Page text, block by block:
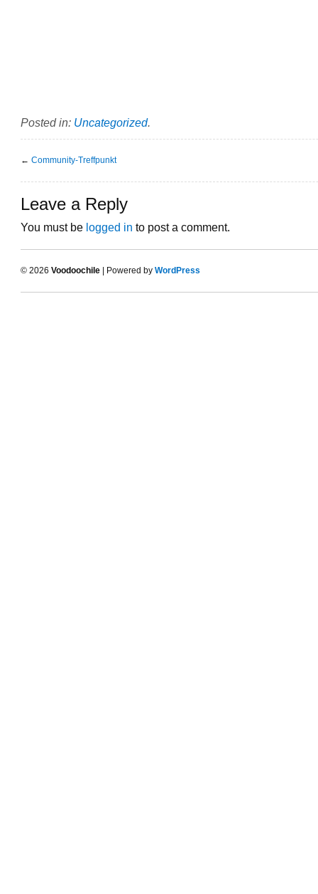
Posted in: Uncategorized.
← Community-Treffpunkt
Leave a Reply
You must be logged in to post a comment.
© 2026 Voodoochile | Powered by WordPress